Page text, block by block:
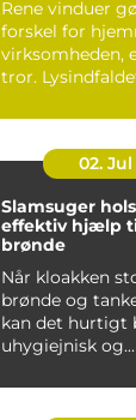
Rene vinduer
forskel for
virksomheden,
tror.
02. Jul
Slamsuger
effektiv hjælp
brønde
Når kloakken
brønde og
kan det hurtigt
uhygiejnisk og...